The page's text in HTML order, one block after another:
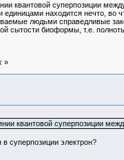
квантовой суперпозиции
находится нечто, во
людьми справедливые
сытости биоформы, т.е.
»
квантовой суперпозиции
суперпозиции электрон?